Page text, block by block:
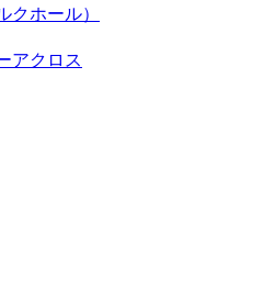
クホール）
アクロス